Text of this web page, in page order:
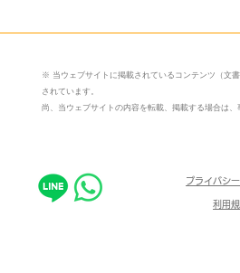
※ 当ウェブサイトに掲載されているコンテンツ（文
されています。
尚、当ウェブサイトの内容を転載、掲載する場合は
プライバシ
利用